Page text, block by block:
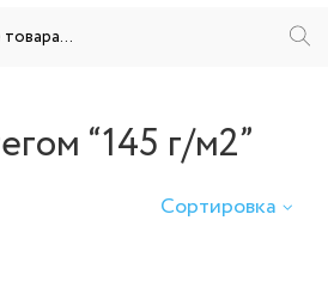
“145 г/м2”
Сортировка